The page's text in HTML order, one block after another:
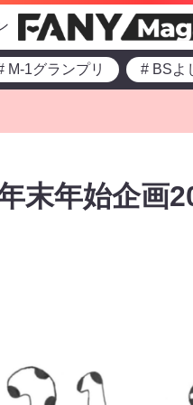
M-1グランプリ # BSよ
末年始企画